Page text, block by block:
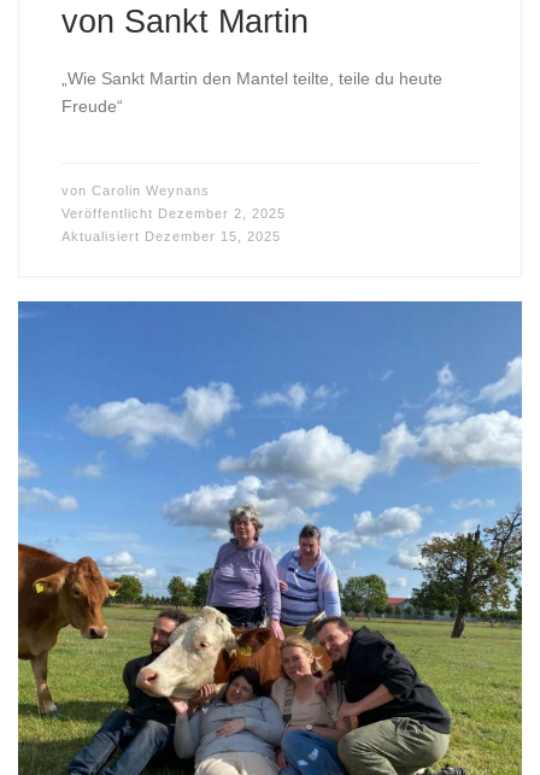
von Sankt Martin
„Wie Sankt Martin den Mantel teilte, teile du heute
Freude“
von Carolin Weynans
Veröffentlicht Dezember 2, 2025
Aktualisiert Dezember 15, 2025